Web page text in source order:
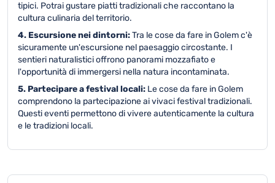
tipici. Potrai gustare piatti tradizionali che raccontano la
cultura culinaria del territorio.
4. Escursione nei dintorni:Tra le cose da fare in Golem c'è
sicuramente un'escursione nel paesaggio circostante. I
sentieri naturalistici offrono panorami mozzafiato e
l'opportunità di immergersi nella natura incontaminata.
5. Partecipare a festival locali: Le cose da fare in Golem
comprendono la partecipazione ai vivaci festival tradizionali.
Questi eventi permettono di vivere autenticamente la cultura
e le tradizioni locali.